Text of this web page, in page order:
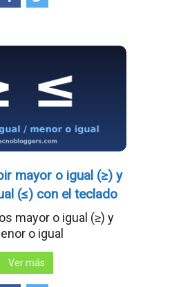
mayor o igual (≥) y
(≤) con el teclado
mayor o igual (≥) y
o igual
Ver más